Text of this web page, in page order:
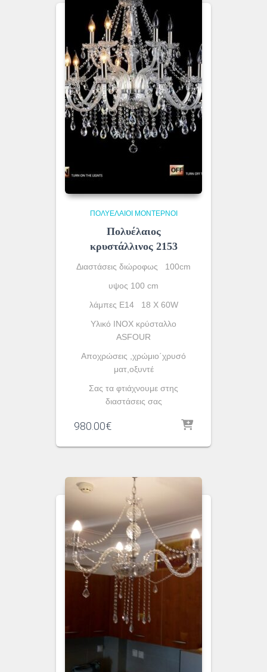
ΠΟΛΥΈΛΑΙΟΙ ΜΟΝΤΈΡΝΟΙ
Πολυέλαιος
κρυστάλλινος 2153
Διαστάσεις διώροφως 100cm
υψος 100 cm
λάμπες Ε14 18 X 60W
Υλικό INOX κρύσταλλο
ASFOUR
Αποχρώσεις ,χρώμιο΄χρυσό
ματ,οξυντέ
Σας τα φτιάχνουμε στης
διαστάσεις σας
980.00€